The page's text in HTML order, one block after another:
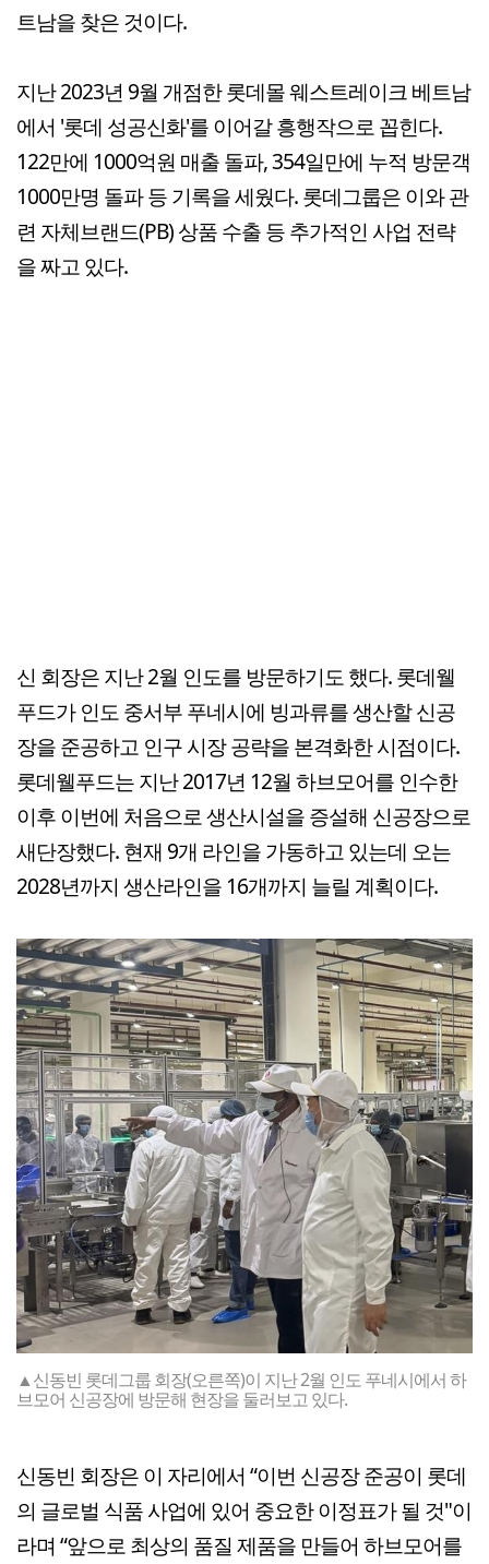
트남을 찾은 것이다.
지난 2023년 9월 개점한 롯데몰 웨스트레이크 베트남
에서 '롯데 성공신화'를 이어갈 흥행작으로 꼽힌다.
122만에 1000억원 매출 돌파, 354일만에 누적 방문객
1000만명 돌파 등 기록을 세웠다. 롯데그룹은 이와 관
련 자체브랜드(PB) 상품 수출 등 추가적인 사업 전략
을 짜고 있다.
신 회장은 지난 2월 인도를 방문하기도 했다. 롯데웰
푸드가 인도 중서부 푸네시에 빙과류를 생산할 신공
장을 준공하고 인구 시장 공략을 본격화한 시점이다.
롯데웰푸드는 지난 2017년 12월 하브모어를 인수한
이후 이번에 처음으로 생산시설을 증설해 신공장으로
새단장했다. 현재 9개 라인을 가동하고 있는데 오는
2028년까지 생산라인을 16개까지 늘릴 계획이다.
▲신동빈 롯데그룹 회장(오른쪽)이 지난 2월 인도 푸네시에서 하
브모어 신공장에 방문해 현장을 둘러보고 있다.
신동빈 회장은 이 자리에서 “이번 신공장 준공이 롯데
의 글로벌 식품 사업에 있어 중요한 이정표가 될 것"이
라며 “앞으로 최상의 품질 제품을 만들어 하브모어를